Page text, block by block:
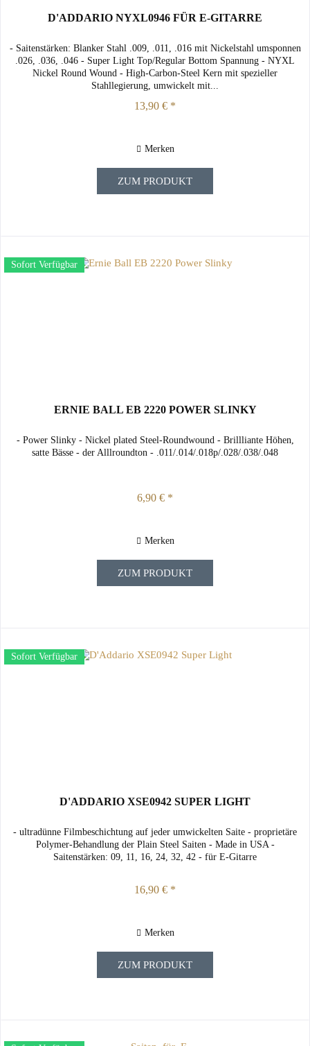
D'ADDARIO NYXL0946 FÜR E-GITARRE
- Saitenstärken: Blanker Stahl .009, .011, .016 mit Nickelstahl umsponnen
.026, .036, .046 - Super Light Top/Regular Bottom Spannung - NYXL
Nickel Round Wound - High-Carbon-Steel Kern mit spezieller
Stahllegierung, umwickelt mit...
13,90 € *
Merken
ZUM PRODUKT
Sofort Verfügbar
ERNIE BALL EB 2220 POWER SLINKY
- Power Slinky - Nickel plated Steel-Roundwound - Brillliante Höhen,
satte Bässe - der Alllroundton - .011/.014/.018p/.028/.038/.048
6,90 € *
Merken
ZUM PRODUKT
Sofort Verfügbar
D'ADDARIO XSE0942 SUPER LIGHT
- ultradünne Filmbeschichtung auf jeder umwickelten Saite - proprietäre
Polymer-Behandlung der Plain Steel Saiten - Made in USA -
Saitenstärken: 09, 11, 16, 24, 32, 42 - für E-Gitarre
16,90 € *
Merken
ZUM PRODUKT